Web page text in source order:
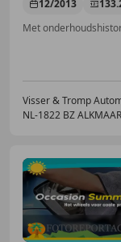
12/2013
Visser & Tromp
NL-1822 BZ ALKMAAR